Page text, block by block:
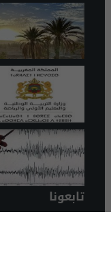
تابعونا